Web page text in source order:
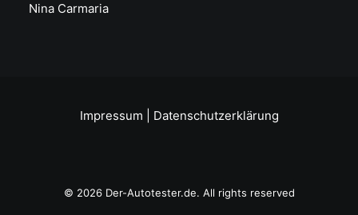
Nina Carmaria
Impressum Datenschutzerklärung
© 2026 Der-Autotester.de. All rights reserved